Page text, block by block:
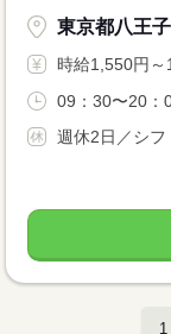
東京都八王
時給1,550円～
09：30〜20
週休2日／シ
1